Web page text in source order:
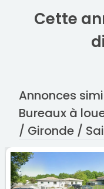
Cette
Annonces
Bureaux à
/ Gironde /